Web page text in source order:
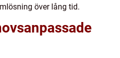
över lång tid.